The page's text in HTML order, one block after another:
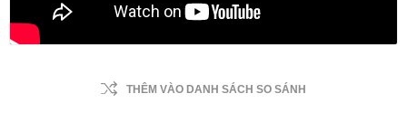
THÊM VÀO DANH SÁCH SO SÁNH